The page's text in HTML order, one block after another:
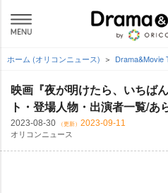
ホーム (オリコンニュース) Drama&Movie
映画『夜が明けたら、いちば
ト・登場人物・出演者一覧/あ
2023-08-30 （更新） 2023-09-11
オリコンニュース